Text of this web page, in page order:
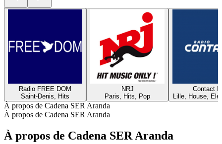
Radio FREE DOM
Saint-Denis, Hits
NRJ
Paris, Hits, Pop
Contact
Lille, House,
À propos de Cadena SER Aranda
À propos de Cadena SER Aranda
À propos de Cadena SER Aranda